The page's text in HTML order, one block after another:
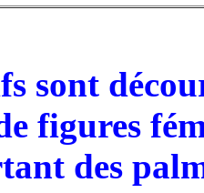
sont
figures
des